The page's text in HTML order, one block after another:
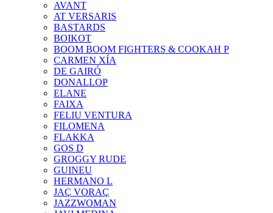
AVANT
AT VERSARIS
BASTARDS
BOIKOT
BOOM BOOM FIGHTERS & COOKAH P
CARMEN XÍA
DE GAIRÓ
DONALLOP
ELANE
FAIXA
FELIU VENTURA
FILOMENA
FLAKKA
GOS D
GROGGY RUDE
GUINEU
HERMANO L
JAÇ VORAÇ
JAZZWOMAN